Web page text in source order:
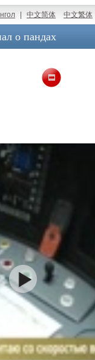
中文简体 中文繁体
о пандах